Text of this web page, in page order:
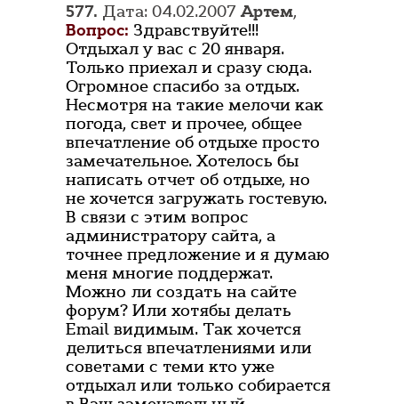
577. Дата: 04.02.2007Артем,
Вопрос: Здравствуйте!!!
Отдыхал у вас с 20 января.
Только приехал и сразу сюда.
Огромное спасибо за отдых.
Несмотря на такие мелочи как
погода, свет и прочее, общее
впечатление об отдыхе просто
замечательное. Хотелось бы
написать отчет об отдыхе, но
не хочется загружать гостевую.
В связи с этим вопрос
администратору сайта, а
точнее предложение и я думаю
меня многие поддержат.
Можно ли создать на сайте
форум? Или хотябы делать
Email видимым. Так хочется
делиться впечатлениями или
советами с теми кто уже
отдыхал или только собирается